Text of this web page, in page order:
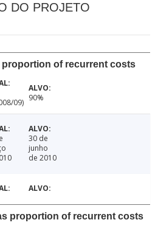
DO PROJETO
proportion of recurrent costs
09) 90%
30 de
junho
de 2010
proportion of recurrent costs